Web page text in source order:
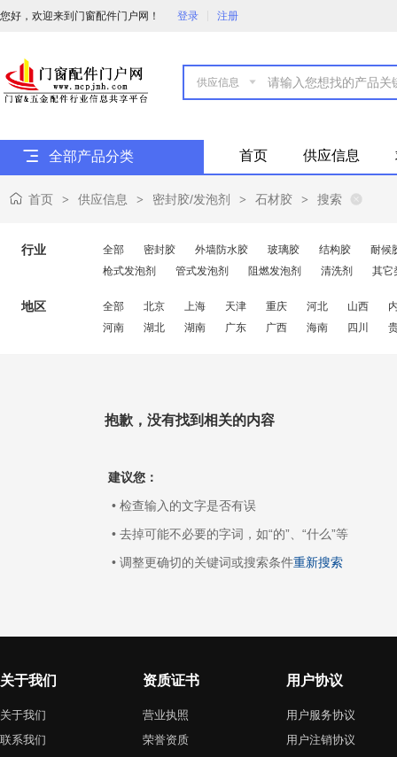
您好，欢迎来到门窗配件门户网！ 登录 注册

全部产品分类 首页 供应信息
首页 > 供应信息 > 密封胶/发泡剂 > 石材胶 > 搜索
行业 全部 密封胶 外墙防水胶 玻璃胶 结构胶
耐候
枪式发泡剂
管式发泡剂 阻燃发泡剂 清洗剂 其它
地区 全部 北京 上海 天津 重庆 河北 山西
河南
湖北 湖南 广东 广西 海南 四川
抱歉，没有找到相关的内容
建议您：
• 检查输入的文字是否有误
• 去掉可能不必要的字词，如“的”、“什么”等
• 调整更确切的关键词或搜索条件重新搜索
关于我们
关于我们
联系我们
资质证书
营业执照
荣誉资质
用户协议
用户服务协议
用户注销协议